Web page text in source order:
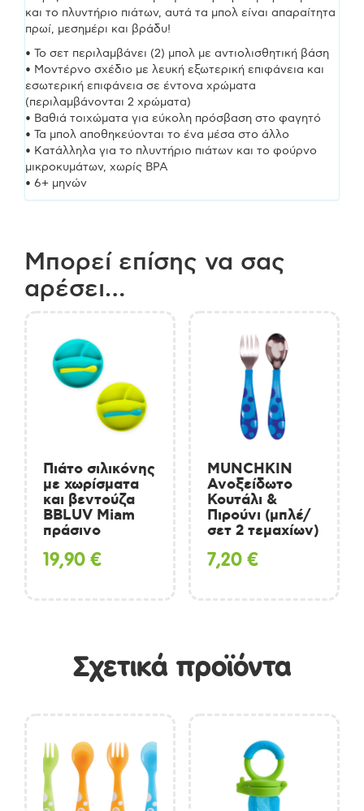
και το πλυντήριο πιάτων, αυτά τα μπολ είναι απαραίτητα
πρωί, μεσημέρι και βράδυ!
• Το σετ περιλαμβάνει (2) μπολ με αντιολισθητική βάση
• Μοντέρνο σχέδιο με λευκή εξωτερική επιφάνεια και
εσωτερική επιφάνεια σε έντονα χρώματα
(περιλαμβάνονται 2 χρώματα)
• Βαθιά τοιχώματα για εύκολη πρόσβαση στο φαγητό
• Τα μπολ αποθηκεύονται το ένα μέσα στο άλλο
• Κατάλληλα για το πλυντήριο πιάτων και το φούρνο
μικροκυμάτων, χωρίς BPA
• 6+ μηνών
Μπορεί επίσης να σας
αρέσει…
Πιάτο σιλικόνης
με χωρίσματα
και βεντούζα
BBLUV Miam
πράσινο
19,90€
MUNCHKIN
Ανοξείδωτο
Κουτάλι &
Πιρούνι (μπλέ/
σετ 2 τεμαχίων)
7,20€
Σχετικά προϊόντα